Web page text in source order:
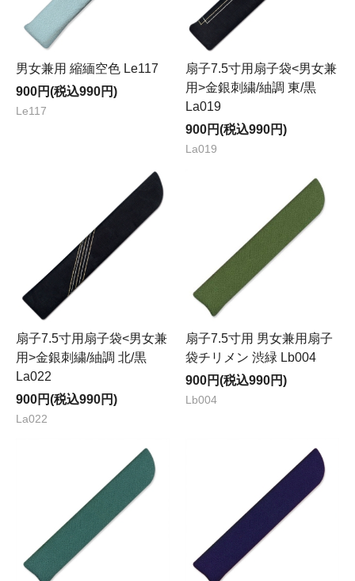
男女兼用 縮緬空色 Le117
900円(税込990円)
Le117
扇子7.5寸用扇子袋<男女兼
用>金銀刺繍/紬調 東/黒
La019
900円(税込990円)
La019
扇子7.5寸用扇子袋<男女兼
用>金銀刺繍/紬調 北/黒
La022
900円(税込990円)
La022
扇子7.5寸用 男女兼用扇子
袋チリメン 渋緑 Lb004
900円(税込990円)
Lb004